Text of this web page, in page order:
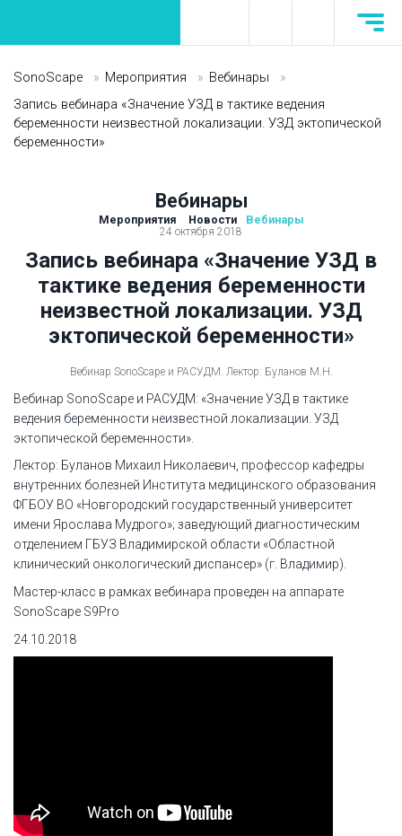
SonoScape » Мероприятия » Вебинары
»
Запись вебинара «Значение УЗД в тактике ведения
беременности неизвестной локализации. УЗД эктопической
беременности»
Вебинары
Мероприятия Новости Вебинары
24 октября 2018
Запись вебинара «Значение УЗД в
тактике ведения беременности
неизвестной локализации. УЗД
эктопической беременности»
Вебинар SonoScape и РАСУДМ. Лектор: Буланов М.Н.
Вебинар SonoScape и РАСУДМ: «Значение УЗД в тактике
ведения беременности неизвестной локализации. УЗД
эктопической беременности».
Лектор: Буланов Михаил Николаевич, профессор кафедры
внутренних болезней Института медицинского образования
ФГБОУ ВО «Новгородский государственный университет
имени Ярослава Мудрого»; заведующий диагностическим
отделением ГБУЗ Владимирской области «Областной
клинический онкологический диспансер» (г. Владимир).
Мастер-класс в рамках вебинара проведен на аппарате
SonoScape S9Pro
24.10.2018